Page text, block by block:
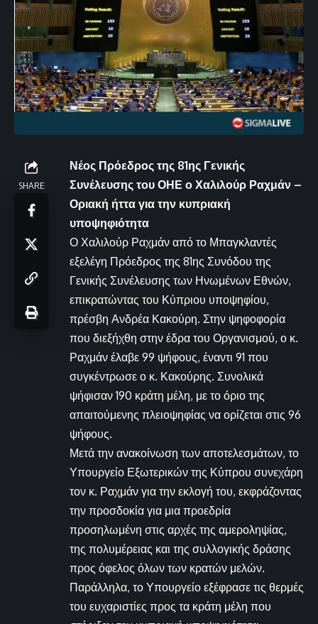
SHARE
Νέος Πρόεδρος της 81ης Γενικής
Συνέλευσης του ΟΗΕ ο Χαλιλούρ Ραχμάν –
Οριακή ήττα για την κυπριακή
υποψηφιότητα
Ο Χαλιλούρ Ραχμάν από το Μπαγκλαντές
εξελέγη Πρόεδρος της 81ης Συνόδου της
Γενικής Συνέλευσης των Ηνωμένων Εθνών,
επικρατώντας του Κύπριου υποψηφίου,
πρέσβη Ανδρέα Κακούρη. Στην ψηφοφορία
που διεξήχθη στην έδρα του Οργανισμού, ο κ.
Ραχμάν έλαβε 99 ψήφους, έναντι 91 που
συγκέντρωσε ο κ. Κακούρης. Συνολικά
ψήφισαν 190 κράτη μέλη, με το όριο της
απαιτούμενης πλειοψηφίας να ορίζεται στις 96
ψήφους.
Μετά την ανακοίνωση των αποτελεσμάτων, το
Υπουργείο Εξωτερικών της Κύπρου συνεχάρη
τον κ. Ραχμάν για την εκλογή του, εκφράζοντας
την προσδοκία για μια προεδρία
προσηλωμένη στις αρχές της αμεροληψίας,
της πολυμέρειας και της συλλογικής δράσης
προς όφελος όλων των κρατών μελών.
Παράλληλα, το Υπουργείο εξέφρασε τις θερμές
του ευχαριστίες προς τα κράτη μέλη που